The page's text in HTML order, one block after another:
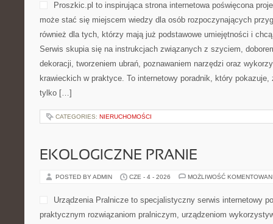
Proszkic.pl to inspirująca strona internetowa poświęcona
może stać się miejscem wiedzy dla osób rozpoczynających
również dla tych, którzy mają już podstawowe umiejętności i
Serwis skupia się na instrukcjach związanych z szyciem,
dekoracji, tworzeniem ubrań, poznawaniem narzędzi oraz
krawieckich w praktyce. To internetowy poradnik, który
tylko […]
CATEGORIES: NIERUCHOMOŚCI
EKOLOGICZNE PRANIE
POSTED BY ADMIN CZE - 4 - 2026 MOŻLIWOŚĆ
Urządzenia Pralnicze to specjalistyczny serwis internetowy
praktycznym rozwiązaniom pralniczym, urządzeniom